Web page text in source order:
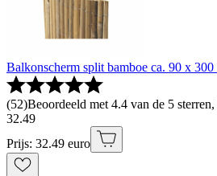
Balkonscherm split bamboe ca. 90 x 300
(52)Beoordeeld met 4.4 van de 5
32.49
Prijs: 32.49 euro